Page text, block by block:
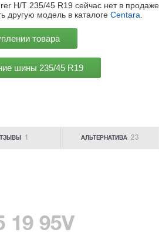
H/T 235/45 R19 сейчас нет в продаже,
другую модель в каталоге Centara
товара
шины 235/45 R19
1 АЛЬТЕРНАТИВА 23
19 95V